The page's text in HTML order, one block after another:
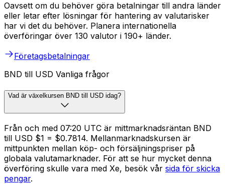
Oavsett om du behöver göra betalningar till andra länder
eller letar efter lösningar för hantering av valutarisker
har vi det du behöver. Planera internationella
överföringar över 130 valutor i 190+ länder.
Företagsbetalningar
BND till USD Vanliga frågor
Vad är växelkursen BND till USD idag?
Från och med 07:20 UTC är mittmarknadsräntan BND
till USD $1 = $0.7814. Mellanmarknadskursen är
mittpunkten mellan köp- och försäljningspriser på
globala valutamarknader. För att se hur mycket denna
överföring skulle vara med Xe, besök vår sida för skicka
pengar.